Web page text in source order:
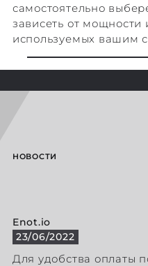
самостоятельно
зависеть от мощности
используемых вашим
НОВОСТИ
Enot.io
23/06/2022
Для удобства оплаты